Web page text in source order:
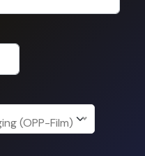
(OPP-Film)